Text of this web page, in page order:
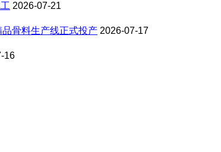
2026-07-21
骨料生产线正式投产 2026-07-17
16